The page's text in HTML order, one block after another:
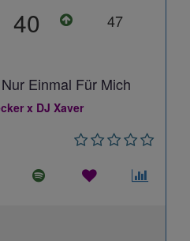
40 47
Einmal Für Mich
x DJ Xaver